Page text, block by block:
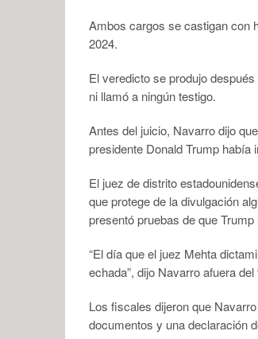
Ambos cargos se castigan con
2024.
El veredicto se produjo
ni llamó a ningún testigo.
Antes del juicio, Navarro dijo
presidente Donald Trump había
El juez de distrito
que protege de la divulgación
presentó pruebas de que
“El día que el juez Mehta
echada”, dijo Navarro afuera
Los fiscales dijeron que
documentos y una declaración